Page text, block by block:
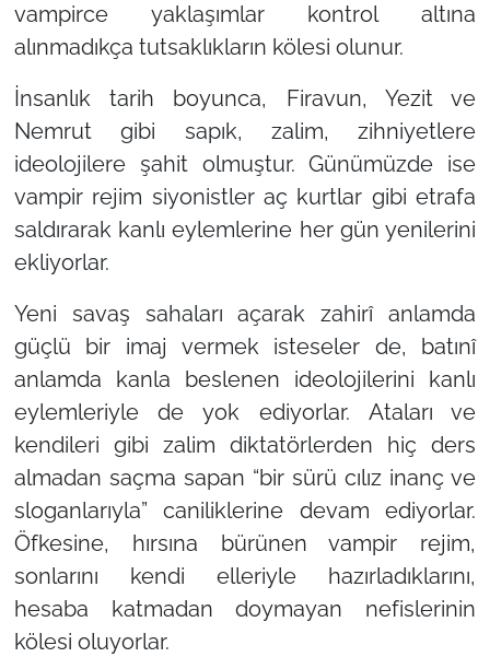
vampirce yaklaşımlar kontrol altına
alınmadıkça tutsaklıkların kölesi olunur.
İnsanlık tarih boyunca, Firavun, Yezit ve
Nemrut gibi sapık, zalim, zihniyetlere
ideolojilere şahit olmuştur. Günümüzde ise
vampir rejim siyonistler aç kurtlar gibi etrafa
saldırarak kanlı eylemlerine her gün yenilerini
ekliyorlar.
Yeni savaş sahaları açarak zahirî anlamda
güçlü bir imaj vermek isteseler de, batınî
anlamda kanla beslenen ideolojilerini kanlı
eylemleriyle de yok ediyorlar. Ataları ve
kendileri gibi zalim diktatörlerden hiç ders
almadan saçma sapan “bir sürü cılız inanç ve
sloganlarıyla” caniliklerine devam ediyorlar.
Öfkesine, hırsına bürünen vampir rejim,
sonlarını kendi elleriyle hazırladıklarını,
hesaba katmadan doymayan nefislerinin
kölesi oluyorlar.